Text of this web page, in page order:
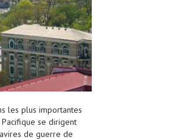
les plus importantes
se dirigent
de guerre de